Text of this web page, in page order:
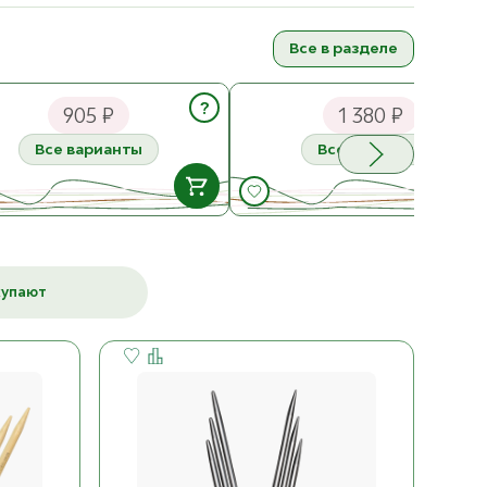
Все в разделе
Ginger Съёмные спицы
(укороченные) Дерево ?
905 ₽
Все варианты
3.00 мм
905 ₽
3.25 мм
905 ₽
Addi Novel Круговые спицы 80
1 380 ₽
Все варианты
2.25 мм